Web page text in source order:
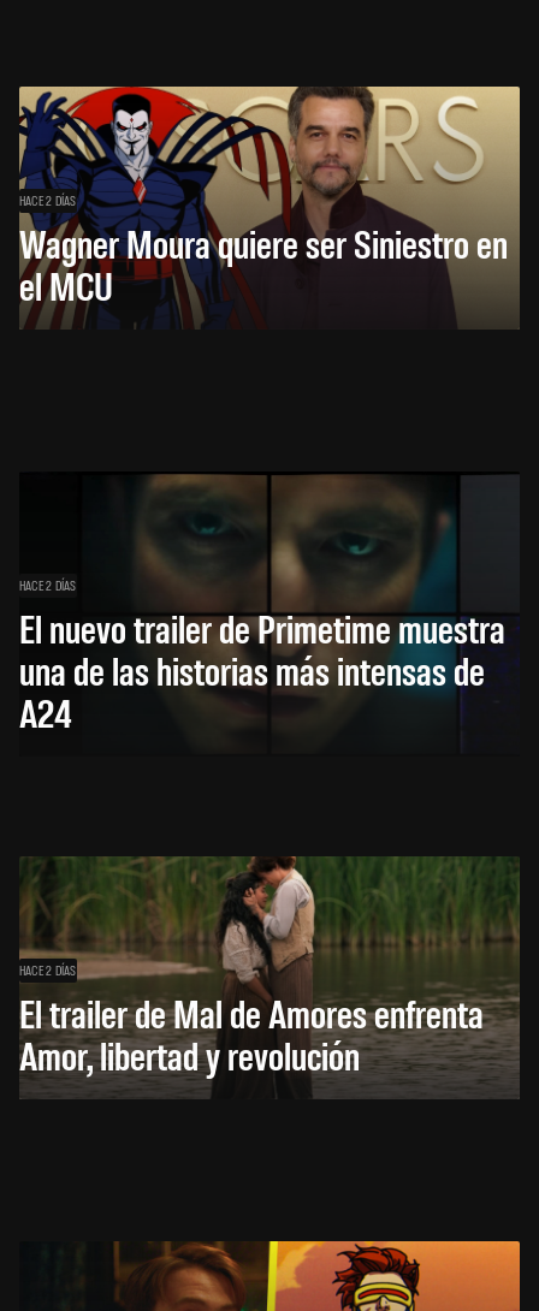
HACE 2 DÍAS
Wagner Moura quiere ser Siniestro en
el MCU
HACE 2 DÍAS
El nuevo trailer de Primetime muestra
una de las historias más intensas de
A24
HACE 2 DÍAS
El trailer de Mal de Amores enfrenta
Amor, libertad y revolución